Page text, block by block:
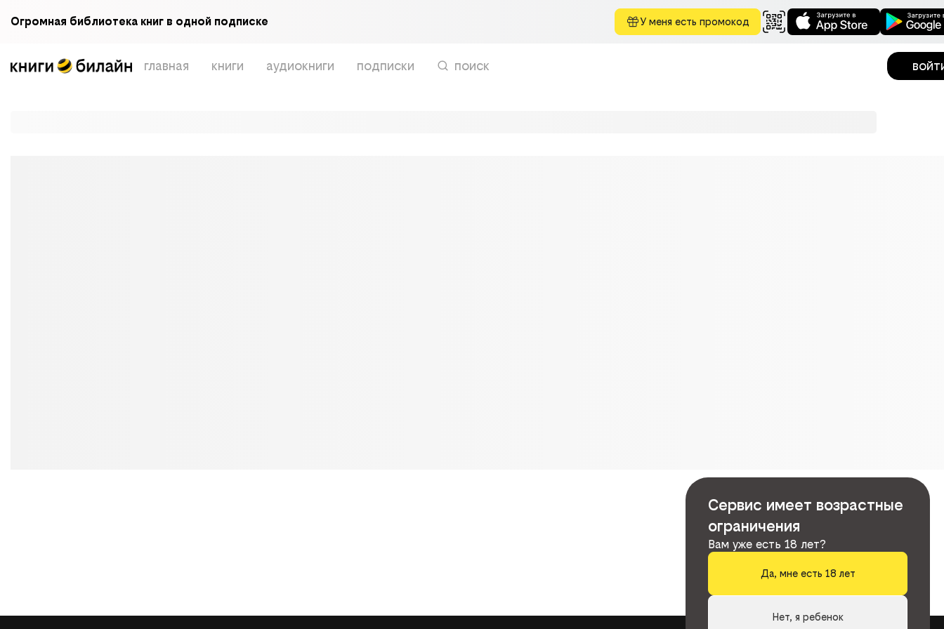
Огромная библиотека книг в одной подписке У меня есть промокод
главная книги аудиокниги подписки поиск
Сервис имеет возрастные
ограничения
Вам уже есть 18 лет?
Да, мне есть 18 лет
Нет, я ребенок